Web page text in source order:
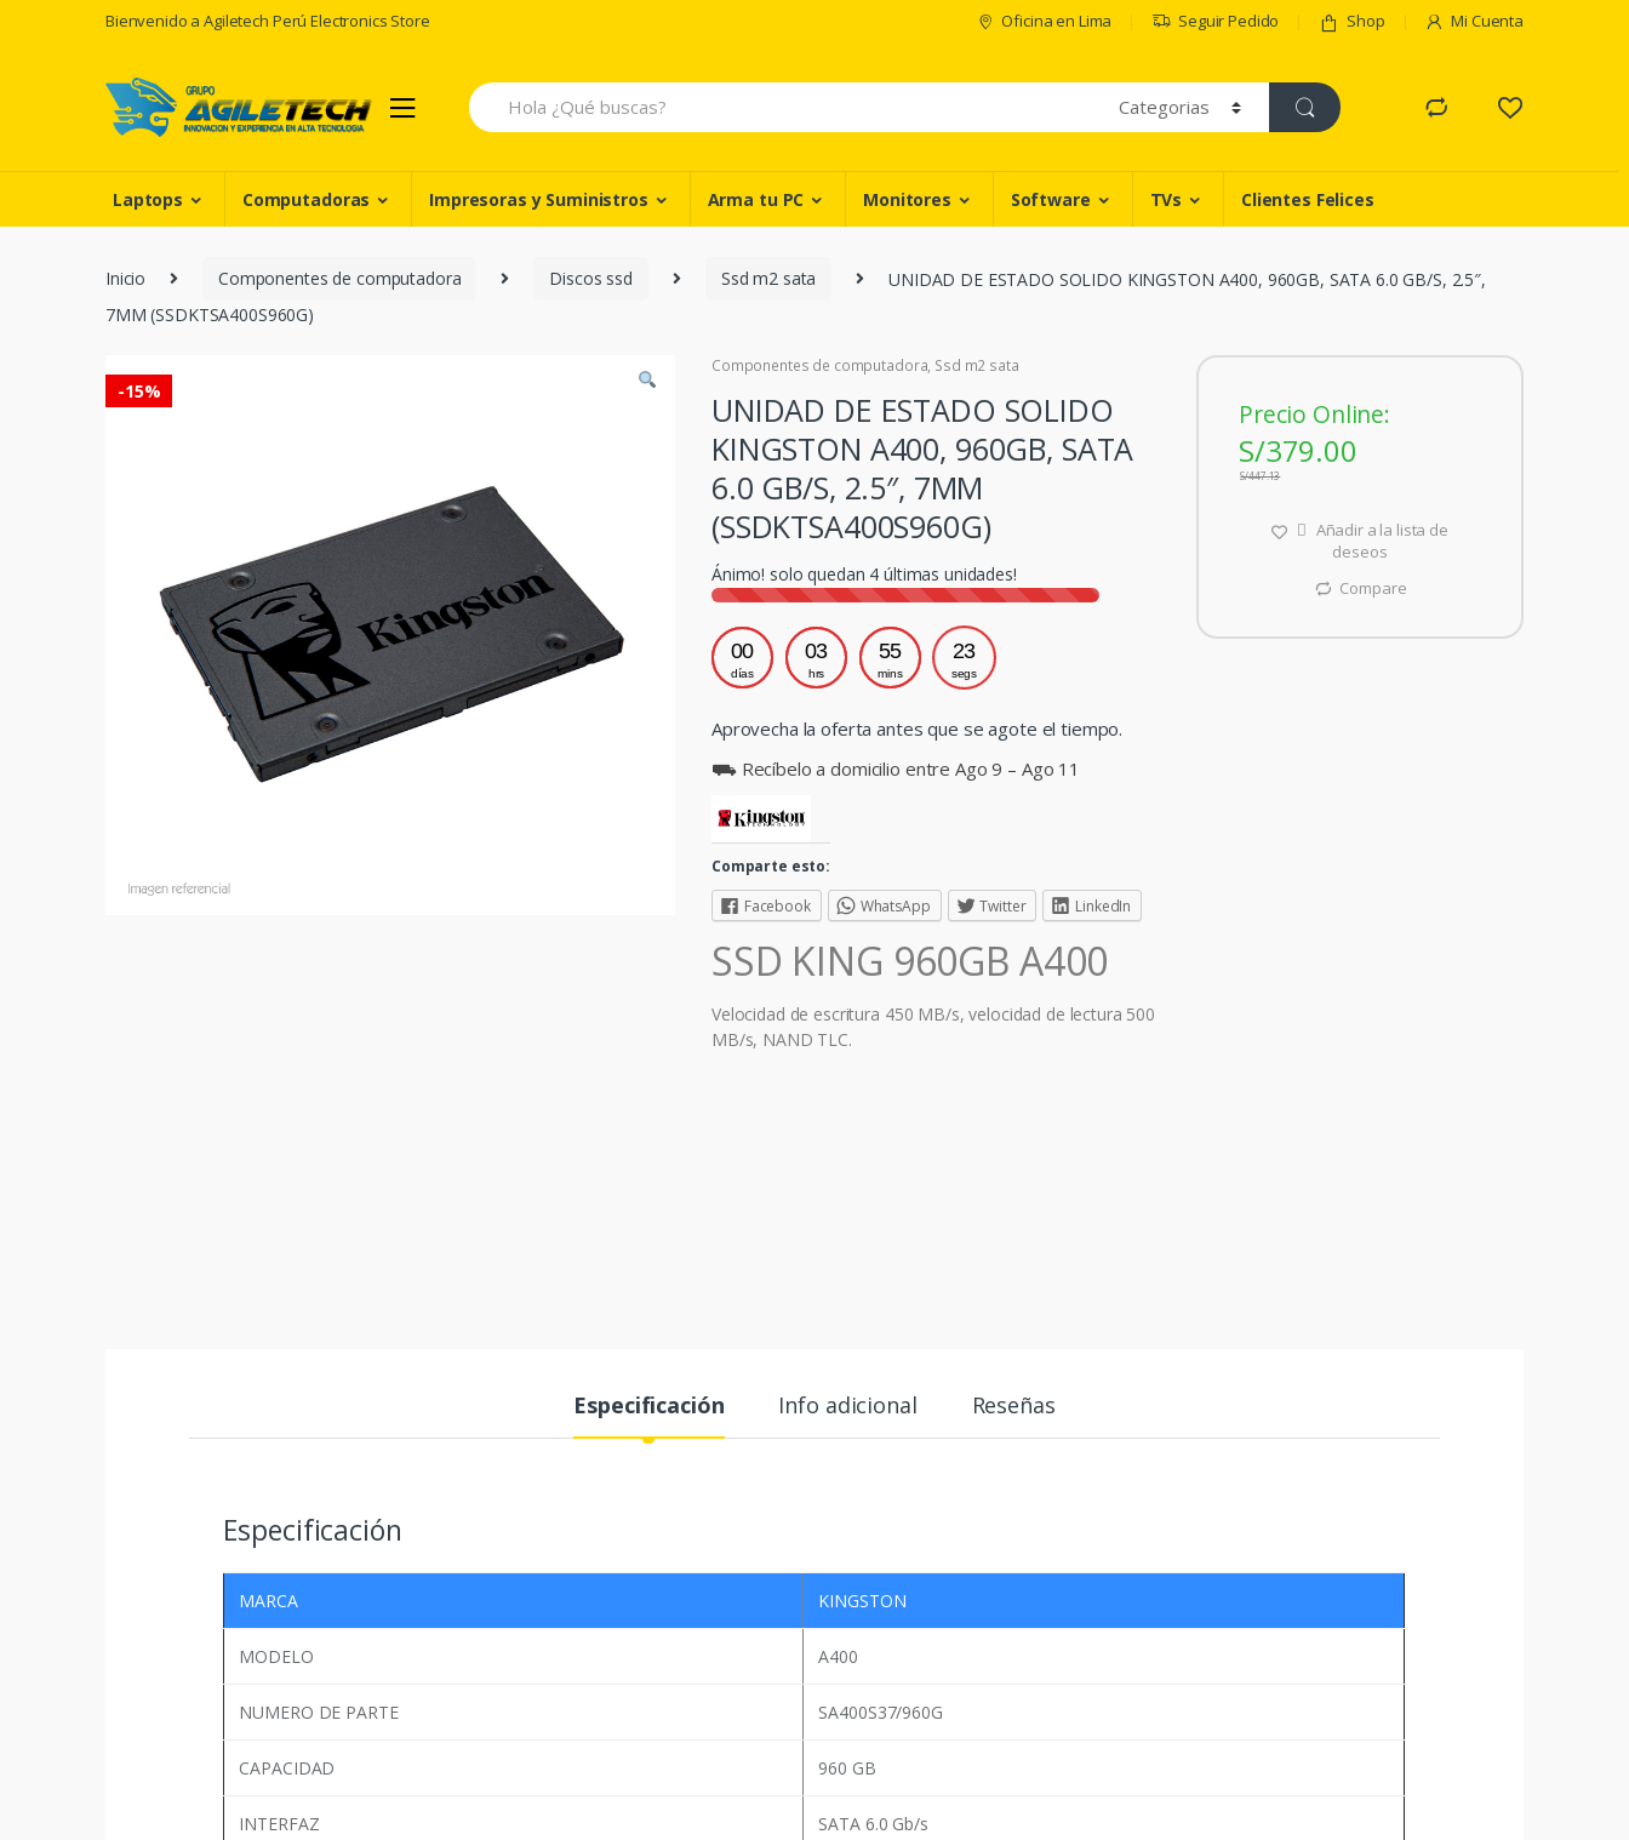
Bienvenido a Agiletech Perú Electronics Store Oficina en Lima Seguir Pedido Shop Mi Cuenta
Search
for:
Laptops Computadoras Impresoras y Suministros Arma tu PC Monitores Software TVs Clientes Felices
Inicio Componentes de computadora Discos ssd Ssd m2 sata
UNIDAD DE ESTADO SOLIDO KINGSTON A400, 960GB, SATA 6.0 GB/S, 2.5″,
7MM (SSDKTSA400S960G)
-15%
Componentes de computadora, Ssd m2 sata
UNIDAD DE ESTADO SOLIDO
KINGSTON A400, 960GB, SATA
6.0 GB/S, 2.5″, 7MM
(SSDKTSA400S960G)
Ánimo! solo quedan 4 últimas unidades!
00
días
03
hrs
55
mins
22
segs
Aprovecha la oferta antes que se agote el tiempo.
⛟ Recíbelo a domicilio entre Ago 9 – Ago 11
Comparte esto:
Facebook
WhatsApp Twitter LinkedIn
SSD KING 960GB A400
Velocidad de escritura 450 MB/s, velocidad de lectura 500
MB/s, NAND TLC.
Precio Online:
S/379.00
S/447.13
Añadir a la lista de
deseos
Compare
Especificación Info adicional Reseñas
Especificación
MARCA KINGSTON
MODELO A400
NUMERO DE PARTE SA400S37/960G
CAPACIDAD 960 GB
INTERFAZ SATA 6.0 Gb/s